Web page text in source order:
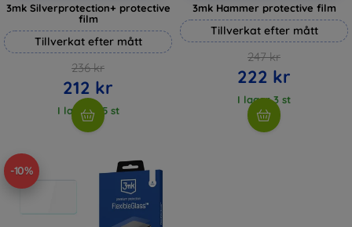
3mk Silverprotection+ protective
film
Tillverkat efter mått
236 kr
212 kr
I lager > 5 st
3mk Hammer protective film
Tillverkat efter mått
247 kr
222 kr
I lager 3 st
-10%